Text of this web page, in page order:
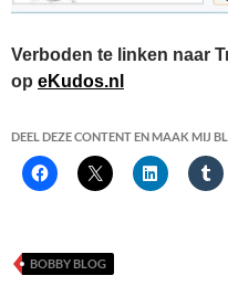
Verboden te linken naar
op eKudos.nl
DEEL DEZE CONTENT EN MAAK MIJ
BOBBY BLOG